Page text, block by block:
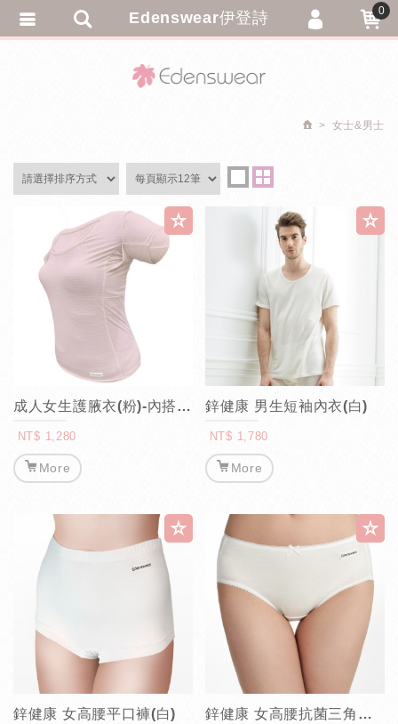
女士&男士
成人女生護腋衣(粉)-內搭短袖
NT$ 1,280
More
鋅健康 男生短袖內衣(白)
NT$ 1,780
More
鋅健康 女高腰平口褲(白) 鋅健康 女高腰抗菌三角褲(白)
Edenswear伊登詩 0
會員註冊
追蹤清單
匯款通知